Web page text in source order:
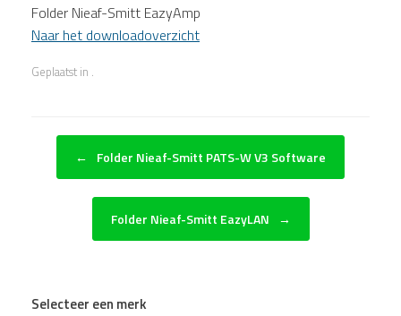
Folder Nieaf-Smitt EazyAmp
Naar het downloadoverzicht
Geplaatst in .
Bericht navigatie
← Folder Nieaf-Smitt PATS-W V3 Software
Folder Nieaf-Smitt EazyLAN →
Selecteer een merk